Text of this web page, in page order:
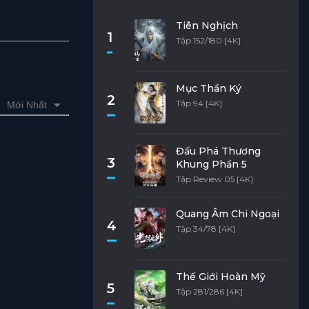
Mới Nhất
1
Tiên Nghịch
Tập 152/180 [4K]
2
Mục Thần Ký
Tập 94 [4K]
3
Đấu Phá Thương
Khung Phần 5
Tập Review 05 [4K]
4
Quang Âm Chi Ngoại
Tập 34/78 [4K]
5
Thế Giới Hoàn Mỹ
Tập 281/286 [4K]